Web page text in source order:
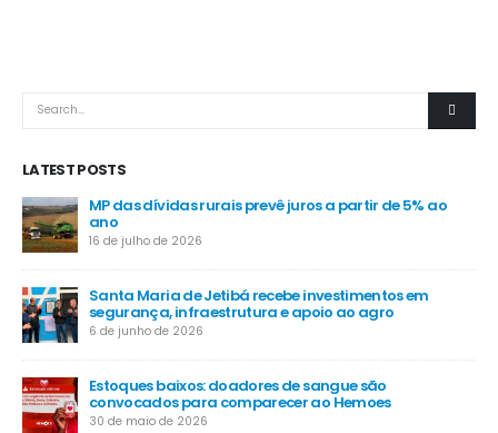
LATEST POSTS
MP das dívidas rurais prevê juros a partir de 5% ao
ano
16 de julho de 2026
Santa Maria de Jetibá recebe investimentos em
segurança, infraestrutura e apoio ao agro
6 de junho de 2026
Estoques baixos: doadores de sangue são
convocados para comparecer ao Hemoes
30 de maio de 2026